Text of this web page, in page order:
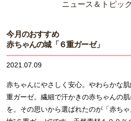
ニュース＆トピッ
今月のおすすめ
赤ちゃんの城「６重ガーゼ」
2021.07.09
赤ちゃんにやさしく安心。やわらかな
重ガーゼ。繊細で汗かきの赤ちゃんの
を。その思いから選ばれたのが「赤ち